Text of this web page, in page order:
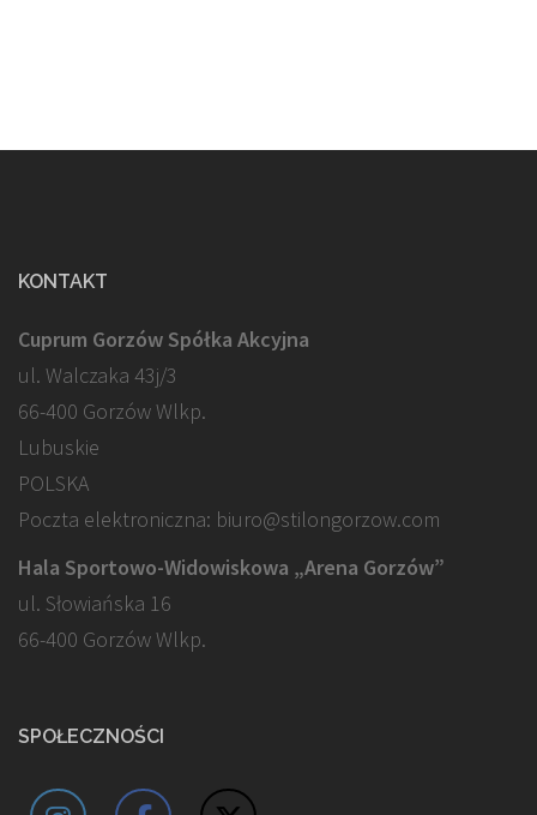
KONTAKT
Cuprum Gorzów Spółka Akcyjna
ul. Walczaka 43j/3
66-400 Gorzów Wlkp.
Lubuskie
POLSKA
Poczta elektroniczna: biuro@stilongorzow.com
Hala Sportowo-Widowiskowa „Arena Gorzów”
ul. Słowiańska 16
66-400 Gorzów Wlkp.
SPOŁECZNOŚCI